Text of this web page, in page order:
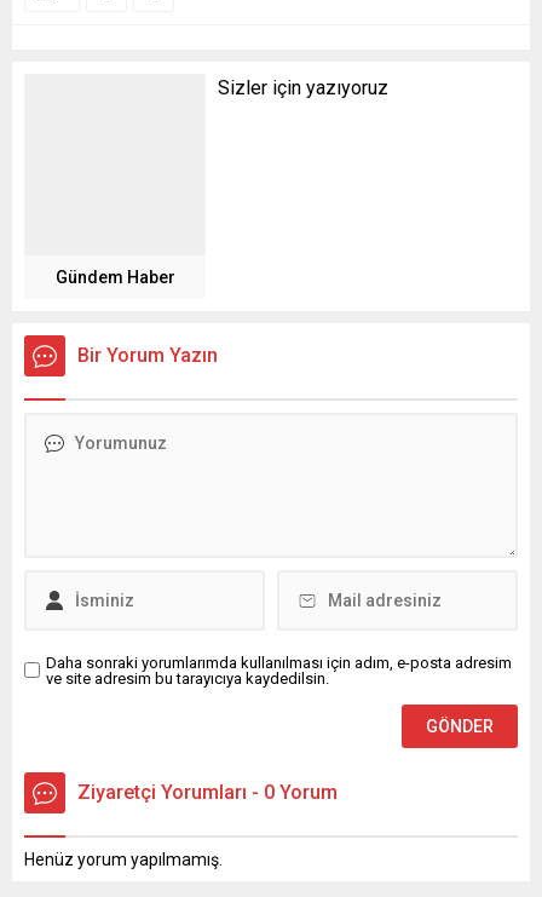
Gündem Haber
Sizler için yazıyoruz
Bir Yorum Yazın
Daha sonraki yorumlarımda kullanılması için adım, e-posta adresim
ve site adresim bu tarayıcıya kaydedilsin.
Ziyaretçi Yorumları - 0 Yorum
Henüz yorum yapılmamış.